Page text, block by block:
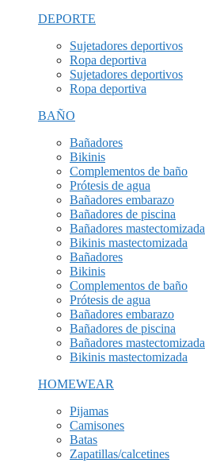
DEPORTE
Sujetadores deportivos
Ropa deportiva
Sujetadores deportivos
Ropa deportiva
BAÑO
Bañadores
Bikinis
Complementos de baño
Prótesis de agua
Bañadores embarazo
Bañadores de piscina
Bañadores mastectomizada
Bikinis mastectomizada
Bañadores
Bikinis
Complementos de baño
Prótesis de agua
Bañadores embarazo
Bañadores de piscina
Bañadores mastectomizada
Bikinis mastectomizada
HOMEWEAR
Pijamas
Camisones
Batas
Zapatillas/calcetines